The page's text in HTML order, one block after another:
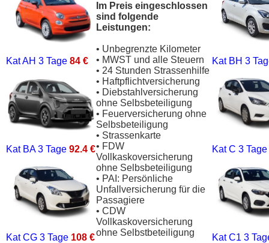
Kat AH 3 Tage 84 €
Kat BA3 Tage 92.4 €
Kat CG 3 Tage 108 €
Im Preis eingeschlossen
sind folgende
Leistungen:
• Unbegrenzte Kilometer
• MWST und alle Steuern
• 24 Stunden Strassenhilfe
• Haftpflichtversicherung
• Diebstahlversicherung
ohne Selbsbeteiligung
• Feuerversicherung ohne
Selbsbeteiligung
• Strassenkarte
• FDW
Vollkaskoversicherung
ohne Selbsbeteiligung
• PAI: Persönliche
Unfallversicherung für die
Passagiere
• CDW
Vollkaskoversicherung
ohne Selbstbeteiligung
Kat BH 3
Kat C 3 Tage
Kat C1 3